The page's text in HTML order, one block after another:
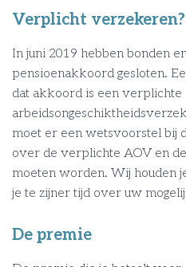
Verplicht verzekeren?
In juni 2019 hebben bonden
pensioenakkoord gesloten.
dat akkoord is een verplichte
moet er een wetsvoorstel bij
over de verplichte AOV en
moeten worden. Wij houden
je te zijner tijd over uw
De premie